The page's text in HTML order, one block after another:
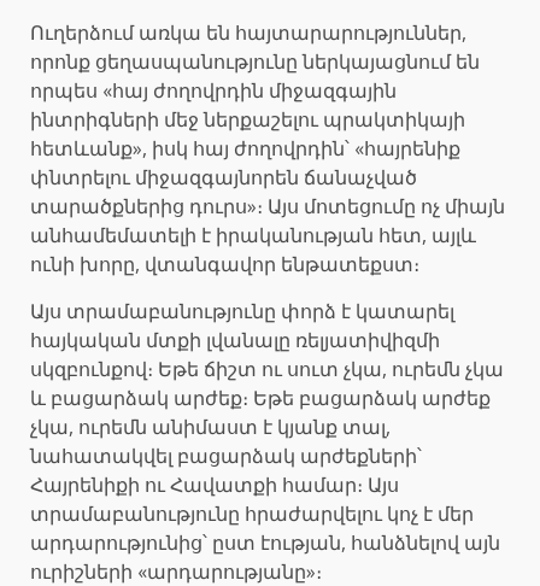
Ուղերձում առկա են հայտարարություններ,
որոնք ցեղասպանությունը ներկայացնում են
որպես «հայ ժողովրդին միջազգային
ինտրիգների մեջ ներքաշելու պրակտիկայի
հետևանք», իսկ հայ ժողովրդին՝ «հայրենիք
փնտրելու միջազգայնորեն ճանաչված
տարածքներից դուրս»։ Այս մոտեցումը ոչ միայն
անհամեմատելի է իրականության հետ, այլև
ունի խորը, վտանգավոր ենթատեքստ։
Այս տրամաբանությունը փորձ է կատարել
հայկական մտքի լվանալը ռելյատիվիզմի
սկզբունքով։ Եթե ճիշտ ու սուտ չկա, ուրեմն չկա
և բացարձակ արժեք։ Եթե բացարձակ արժեք
չկա, ուրեմն անիմաստ է կյանք տալ,
նահատակվել բացարձակ արժեքների՝
Հայրենիքի ու Հավատքի համար։ Այս
տրամաբանությունը հրաժարվելու կոչ է մեր
արդարությունից՝ ըստ էության, հանձնելով այն
ուրիշների «արդարությանը»։